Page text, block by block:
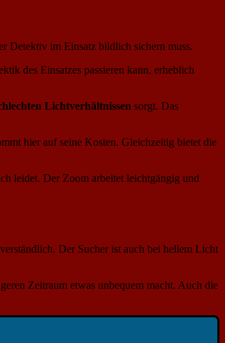
Detektiv im Einsatz bildlich sichern muss.
des Einsatzes passieren kann, erheblich
Lichtverhältnissen sorgt. Das
hier auf seine Kosten. Gleichzeitig bietet die
leidet. Der Zoom arbeitet leichtgängig und
Der Sucher ist auch bei hellem Licht
Zeitraum etwas unbequem macht. Auch die